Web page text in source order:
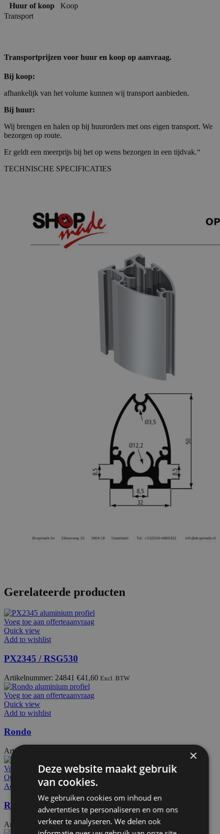
Huur of koop
Koop
Transport
Transportprijzen voor huur en koop op aanvraag.
Bij koop:
afhankelijk van het volume kunnen wij transport aanbieden.
Bij huur:
Wij brengen en halen op bij huurorders met ons eigen transport. We
bezorgen op route.
Er geldt een meerprijs bij het op wens bezorgen in een tijdvak.“
TECHNISCHE SPECIFICATIES
Gerelateerde producten
Voeg toe aan offerteaanvraag
Quick view
Add to wishlist
PX2345 / RSG530
Artikelnummer: 24841 €41,60 Excl. BTW
Voeg toe aan offerteaanvraag
Quick view
Add to wishlist
Rondo
Artikelnummer: 25010
Voeg toe aan offerteaanvraag
Quick view
Add to wishlist
RSG560
Artikelnummer: 25041€37,40 Excl. BTW
×
Deze website maakt gebruik
van cookies.
We gebruiken cookies om inhoud en
advertenties te personaliseren en om ons
verkeer te analyseren. We delen ook